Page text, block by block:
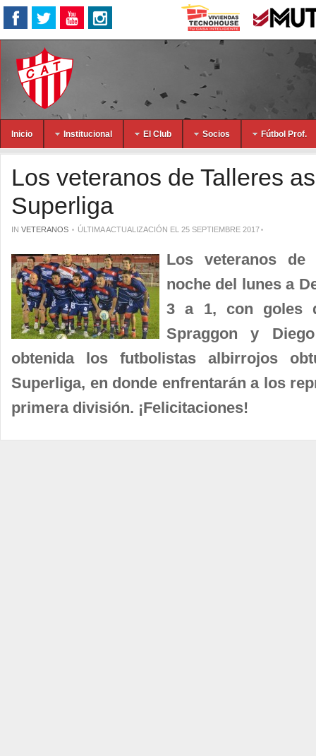
Inicio Institucional El Club Socios Fútbol Prof.
Los veteranos de Talleres
Superliga
IN VETERANOS ÚLTIMA ACTUALIZACIÓN EL 25 SEPTIEMBRE 2017
Los veteranos de
noche del lunes a
3 a 1, con goles
Spraggon y
obtenida los futbolistas albirrojos
Superliga, en donde enfrentarán a los
primera división. ¡Felicitaciones!